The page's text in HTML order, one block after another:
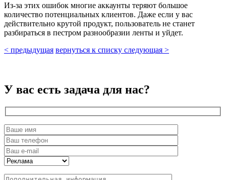
Из-за этих ошибок многие аккаунты теряют большое
количество потенциальных клиентов. Даже если у вас
действительно крутой продукт, пользователь не станет
разбираться в пестром разнообразии ленты и уйдет.
< предыдущая вернуться к списку следующая >
У вас есть задача для нас?